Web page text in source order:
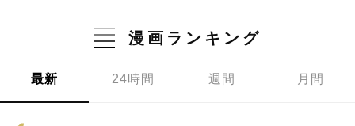
漫画ランキング
最新 24時間 週間 月間